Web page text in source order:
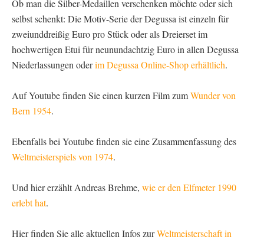
Ob man die Silber-Medaillen verschenken möchte oder sich
selbst schenkt: Die Motiv-Serie der Degussa ist einzeln für
zweiunddreißig Euro pro Stück oder als Dreierset im
hochwertigen Etui für neunundachtzig Euro in allen Degussa
Niederlassungen oderim Degussa Online-Shop erhältlich.
Auf Youtube finden Sie einen kurzen Film zumWunder von
Bern 1954.
Ebenfalls bei Youtube finden sie eine Zusammenfassung des
Weltmeisterspiels von 1974.
Und hier erzählt Andreas Brehme, wie er den Elfmeter 1990
erlebt hat.
Hier finden Sie alle aktuellen Infos zurWeltmeisterschaft in